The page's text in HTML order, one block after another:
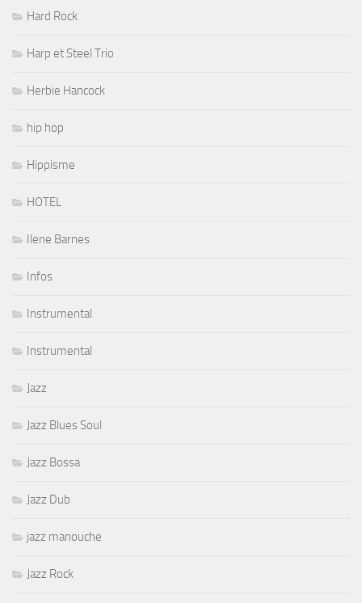
Hard Rock
Harp et Steel Trio
Herbie Hancock
hip hop
Hippisme
HOTEL
Ilene Barnes
Infos
Instrumental
Instrumental
Jazz
Jazz Blues Soul
Jazz Bossa
Jazz Dub
jazz manouche
Jazz Rock